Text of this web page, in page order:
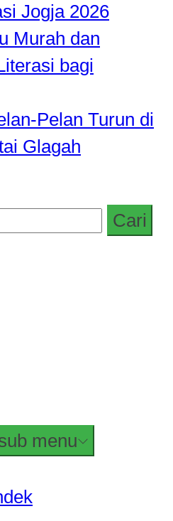
Jogja 2026
Murah dan
bagi
Pelan Turun di
Glagah
menu